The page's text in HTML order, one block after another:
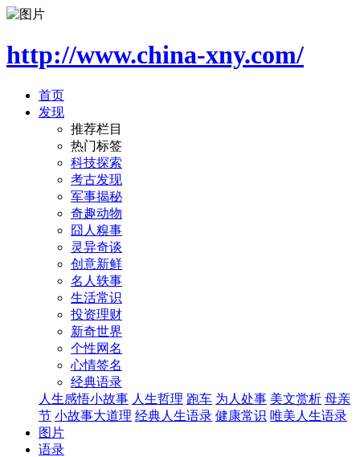
http://www.china-xny.com/
首页
发现
推荐栏目
热门标签
科技探索
考古发现
军事揭秘
奇趣动物
囧人糗事
灵异奇谈
创意新鲜
名人轶事
生活常识
投资理财
新奇世界
个性网名
心情签名
经典语录
人生感悟小故事 人生哲理 跑车 为人处事 美文赏析 母亲
节 小故事大道理 经典人生语录 健康常识 唯美人生语录
图片
语录